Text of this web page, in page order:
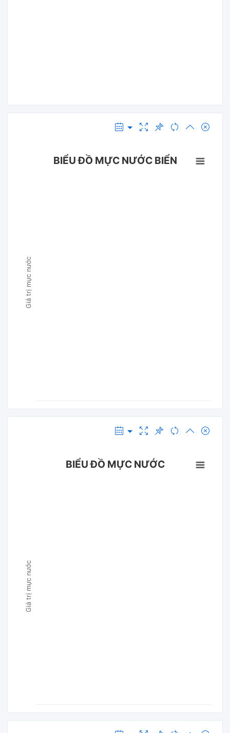
Giá trị mực nước
BIỂU ĐỒ MỰC NƯỚC BIỂN
Giá trị mực nước
BIỂU ĐỒ MỰC NƯỚC